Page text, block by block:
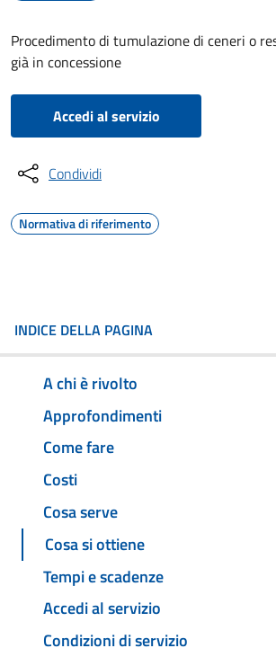
Procedimento di tumulazione di ceneri o
già in concessione
Accedi al servizio
Condividi
Normativa di riferimento
INDICE DELLA PAGINA
A chi è rivolto
Approfondimenti
Come fare
Costi
Cosa serve
Cosa si ottiene
Tempi e scadenze
Accedi al servizio
Condizioni di servizio